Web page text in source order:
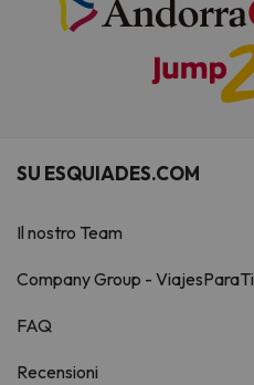
SU ESQUIADES.COM
Il nostro Team
Company Group - ViajesParaTi
FAQ
Recensioni